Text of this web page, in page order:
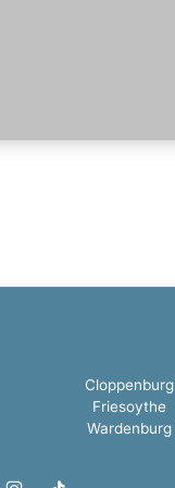
Cloppenburg
Friesoythe
Wardenburg